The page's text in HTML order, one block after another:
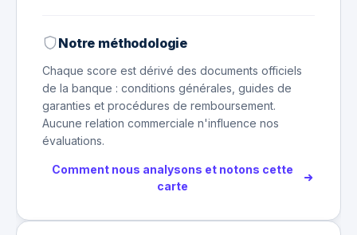
Notre méthodologie
Chaque score est dérivé des documents officiels
de la banque : conditions générales, guides de
garanties et procédures de remboursement.
Aucune relation commerciale n'influence nos
évaluations.
Comment nous analysons et notons cette
carte